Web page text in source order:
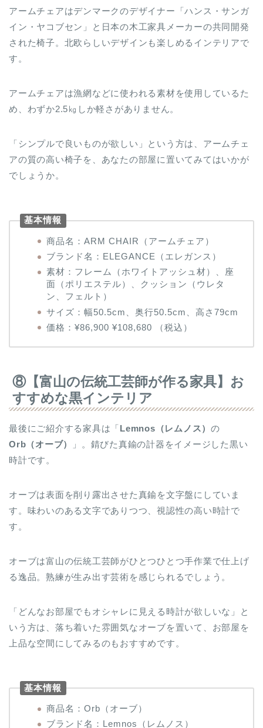
アームチェアはデンマークのデザイナー「ハンス・サンガ
イン・ヤコブセン」と日本の木工家具メーカーの共同開発
された椅子。北欧らしいデザインも楽しめるインテリアで
す。
アームチェアは漁網などに使われる素材を使用しているた
め、わずか2.5㎏しか軽さがありません。
「シンプルで良いものが欲しい」という方は、アームチェ
アの質の高い椅子を、あなたの部屋に置いてみてはいかが
でしょうか。
基本情報
商品名：ARM CHAIR（アームチェア）
ブランド名：ELEGANCE（エレガンス）
素材：フレーム（ホワイトアッシュ材）、座
面（ポリエステル）、クッション（ウレタ
ン、フェルト）
サイズ：幅50.5cm、奥行50.5cm、高さ79cm
価格：¥86,900 ¥108,680 （税込）
⑧【富山の伝統工芸師が作る家具】お
すすめな黒インテリア
最後にご紹介する家具は「Lemnos （レムノス）の
Orb（オーブ）
」。錆びた真鍮の計器をイメージした黒い
時計です。
オーブは表面を削り露出させた真鍮を文字盤にしていま
す。味わいのある文字でありつつ、視認性の高い時計で
す。
オーブは富山の伝統工芸師がひとつひとつ手作業で仕上げ
る逸品。熟練が生み出す芸術を感じられるでしょう。
「どんなお部屋でもオシャレに見える時計が欲しいな」と
いう方は、落ち着いた雰囲気なオーブを置いて、お部屋を
上品な空間にしてみるのもおすすめです。
基本情報
商品名：Orb（オーブ）
ブランド名：Lemnos（レムノス）